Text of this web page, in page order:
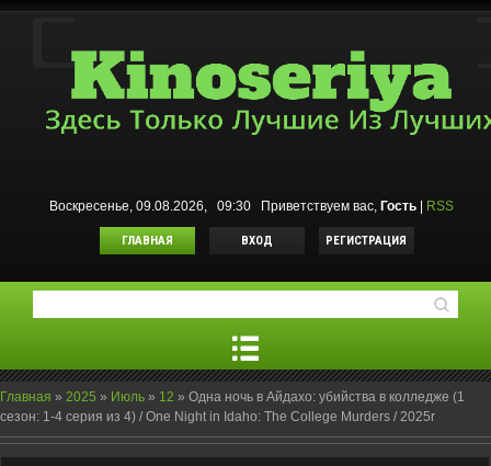
Воскресенье, 09.08.2026, 09:30 Приветствуем вас, Гость| RSS
ГЛАВНАЯ ВХОД РЕГИСТРАЦИЯ
Главная » 2025 » Июль » 12 » Одна ночь в Айдахо: убийства в колледже (1
сезон: 1-4 серия из 4) / One Night in Idaho: The College Murders / 2025r